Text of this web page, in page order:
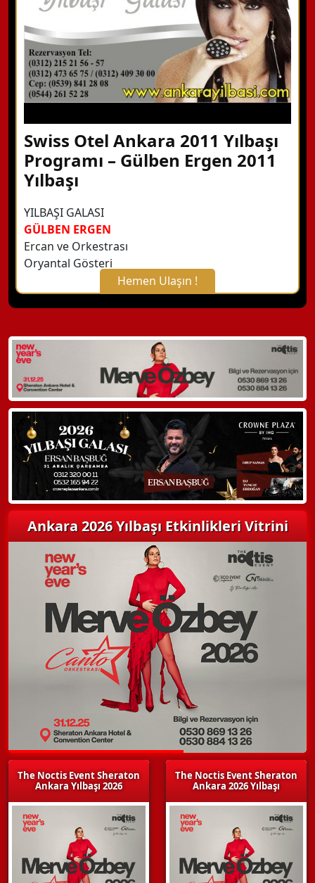
Swiss Otel Ankara 2011 Yılbaşı
Programı – Gülben Ergen 2011
Yılbaşı
YILBAŞI GALASI
GÜLBEN ERGEN
Ercan ve Orkestrası
Oryantal Gösteri
Hemen Ulaşın !
X Kapat
WhatsApp ile Bilgi Alın
Hemen Arayın
Detaylı Bilgi Alın
Ankara 2026 Yılbaşı Etkinlikleri Vitrini
The Noctis Event Sheraton
Ankara Yılbaşı 2026
The Noctis Event Sheraton
Ankara 2026 Yılbaşı